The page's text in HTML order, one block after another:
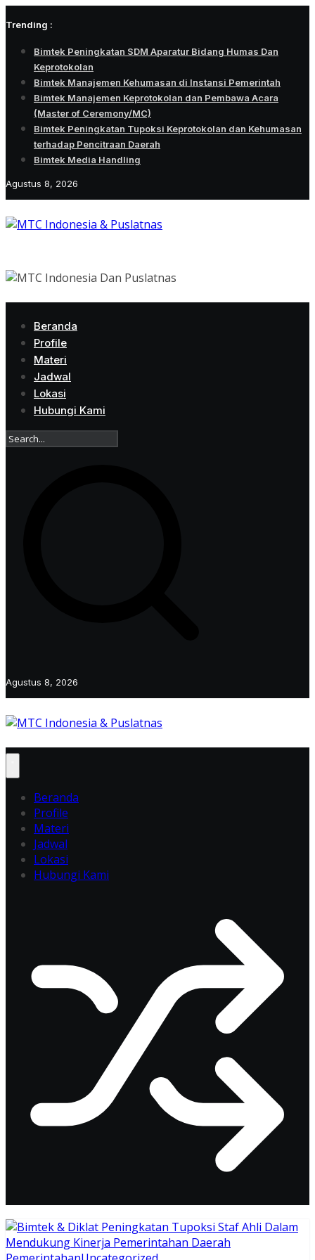
to
Trending :
Bimtek Peningkatan SDM Aparatur Bidang Humas Dan
Keprotokolan
Bimtek Manajemen Kehumasan di Instansi Pemerintah
Bimtek Manajemen Keprotokolan dan Pembawa Acara
(Master of Ceremony/MC)
Bimtek Peningkatan Tupoksi Keprotokolan dan Kehumasan
terhadap Pencitraan Daerah
Bimtek Media Handling
Agustus 8, 2026
Beranda
Profile
Materi
Jadwal
Lokasi
Hubungi Kami
Agustus 8, 2026
Beranda
Profile
Materi
Jadwal
Lokasi
Hubungi Kami